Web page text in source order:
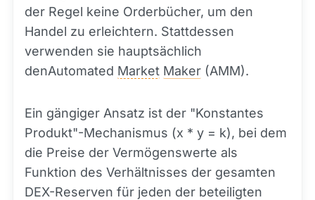
der Regel keine Orderbücher, um den
Handel zu erleichtern. Stattdessen
verwenden sie hauptsächlich
denAutomated Market Maker (AMM).
Ein gängiger Ansatz ist der "Konstantes
Produkt"-Mechanismus (x * y = k), bei dem
die Preise der Vermögenswerte als
Funktion des Verhältnisses der gesamten
DEX-Reserven für jeden der beteiligten